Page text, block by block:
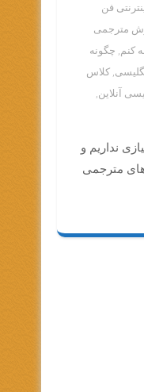
فن
مترجمی
کنم, چگونه
, کلاس
آنلاین,
نداریم و
های مترجمی